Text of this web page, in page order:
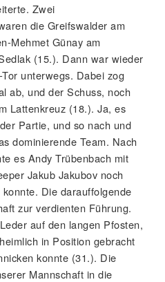
Zwei
die Greifswalder am
Mehmet Günay am
(15.). Dann war wieder
unterwegs. Dabei zog
ab, und der Schuss, noch
Lattenkreuz (18.). Ja, es
Partie, und so nach und
dominierende Team. Nach
es Andy Trübenbach mit
Jakub Jakubov noch
Die darauffolgende
zur verdienten Führung.
auf den langen Pfosten,
in Position gebracht
konnte (31.). Die
Mannschaft in die